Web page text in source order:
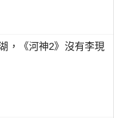
，《河神2》沒有李現